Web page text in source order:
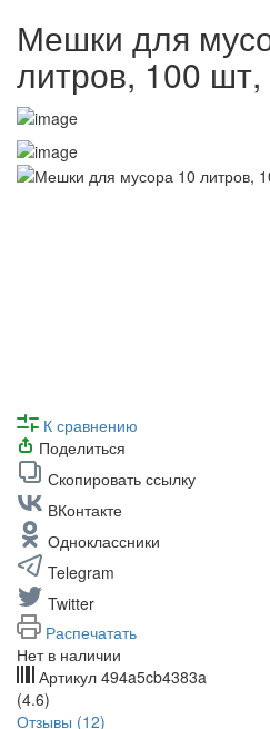
Мешки для
литров, 100
К сравнению
Поделиться
Скопировать ссылку
ВКонтакте
Одноклассники
Telegram
Twitter
Распечатать
Нет в наличии
Артикул 494a5cb4383a
(4.6)
Отзывы (12)